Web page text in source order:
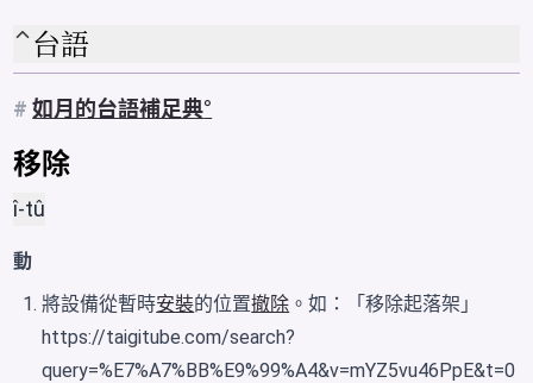
台語
# 如月的台語補足典
移除
î-tû
動
將設備從暫時安裝的位置撤除 。如：「移除起落架」
https://taigitube.com/search?
query=%E7%A7%BB%E9%99%A4&v=mYZ5vu46PpE&t=0